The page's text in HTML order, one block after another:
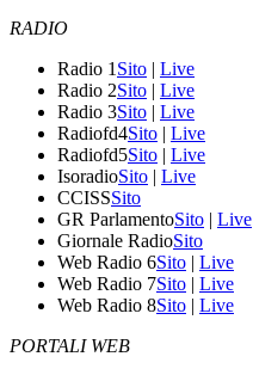
RADIO
Radio 1 Sito | Live
Radio 2Sito | Live
Radio 3Sito | Live
Radiofd4Sito | Live
Radiofd5Sito | Live
IsoradioSito | Live
CCISSSito
GR ParlamentoSito | Live
Giornale RadioSito
Web Radio 6Sito | Live
Web Radio 7Sito | Live
Web Radio 8Sito | Live
PORTALI WEB